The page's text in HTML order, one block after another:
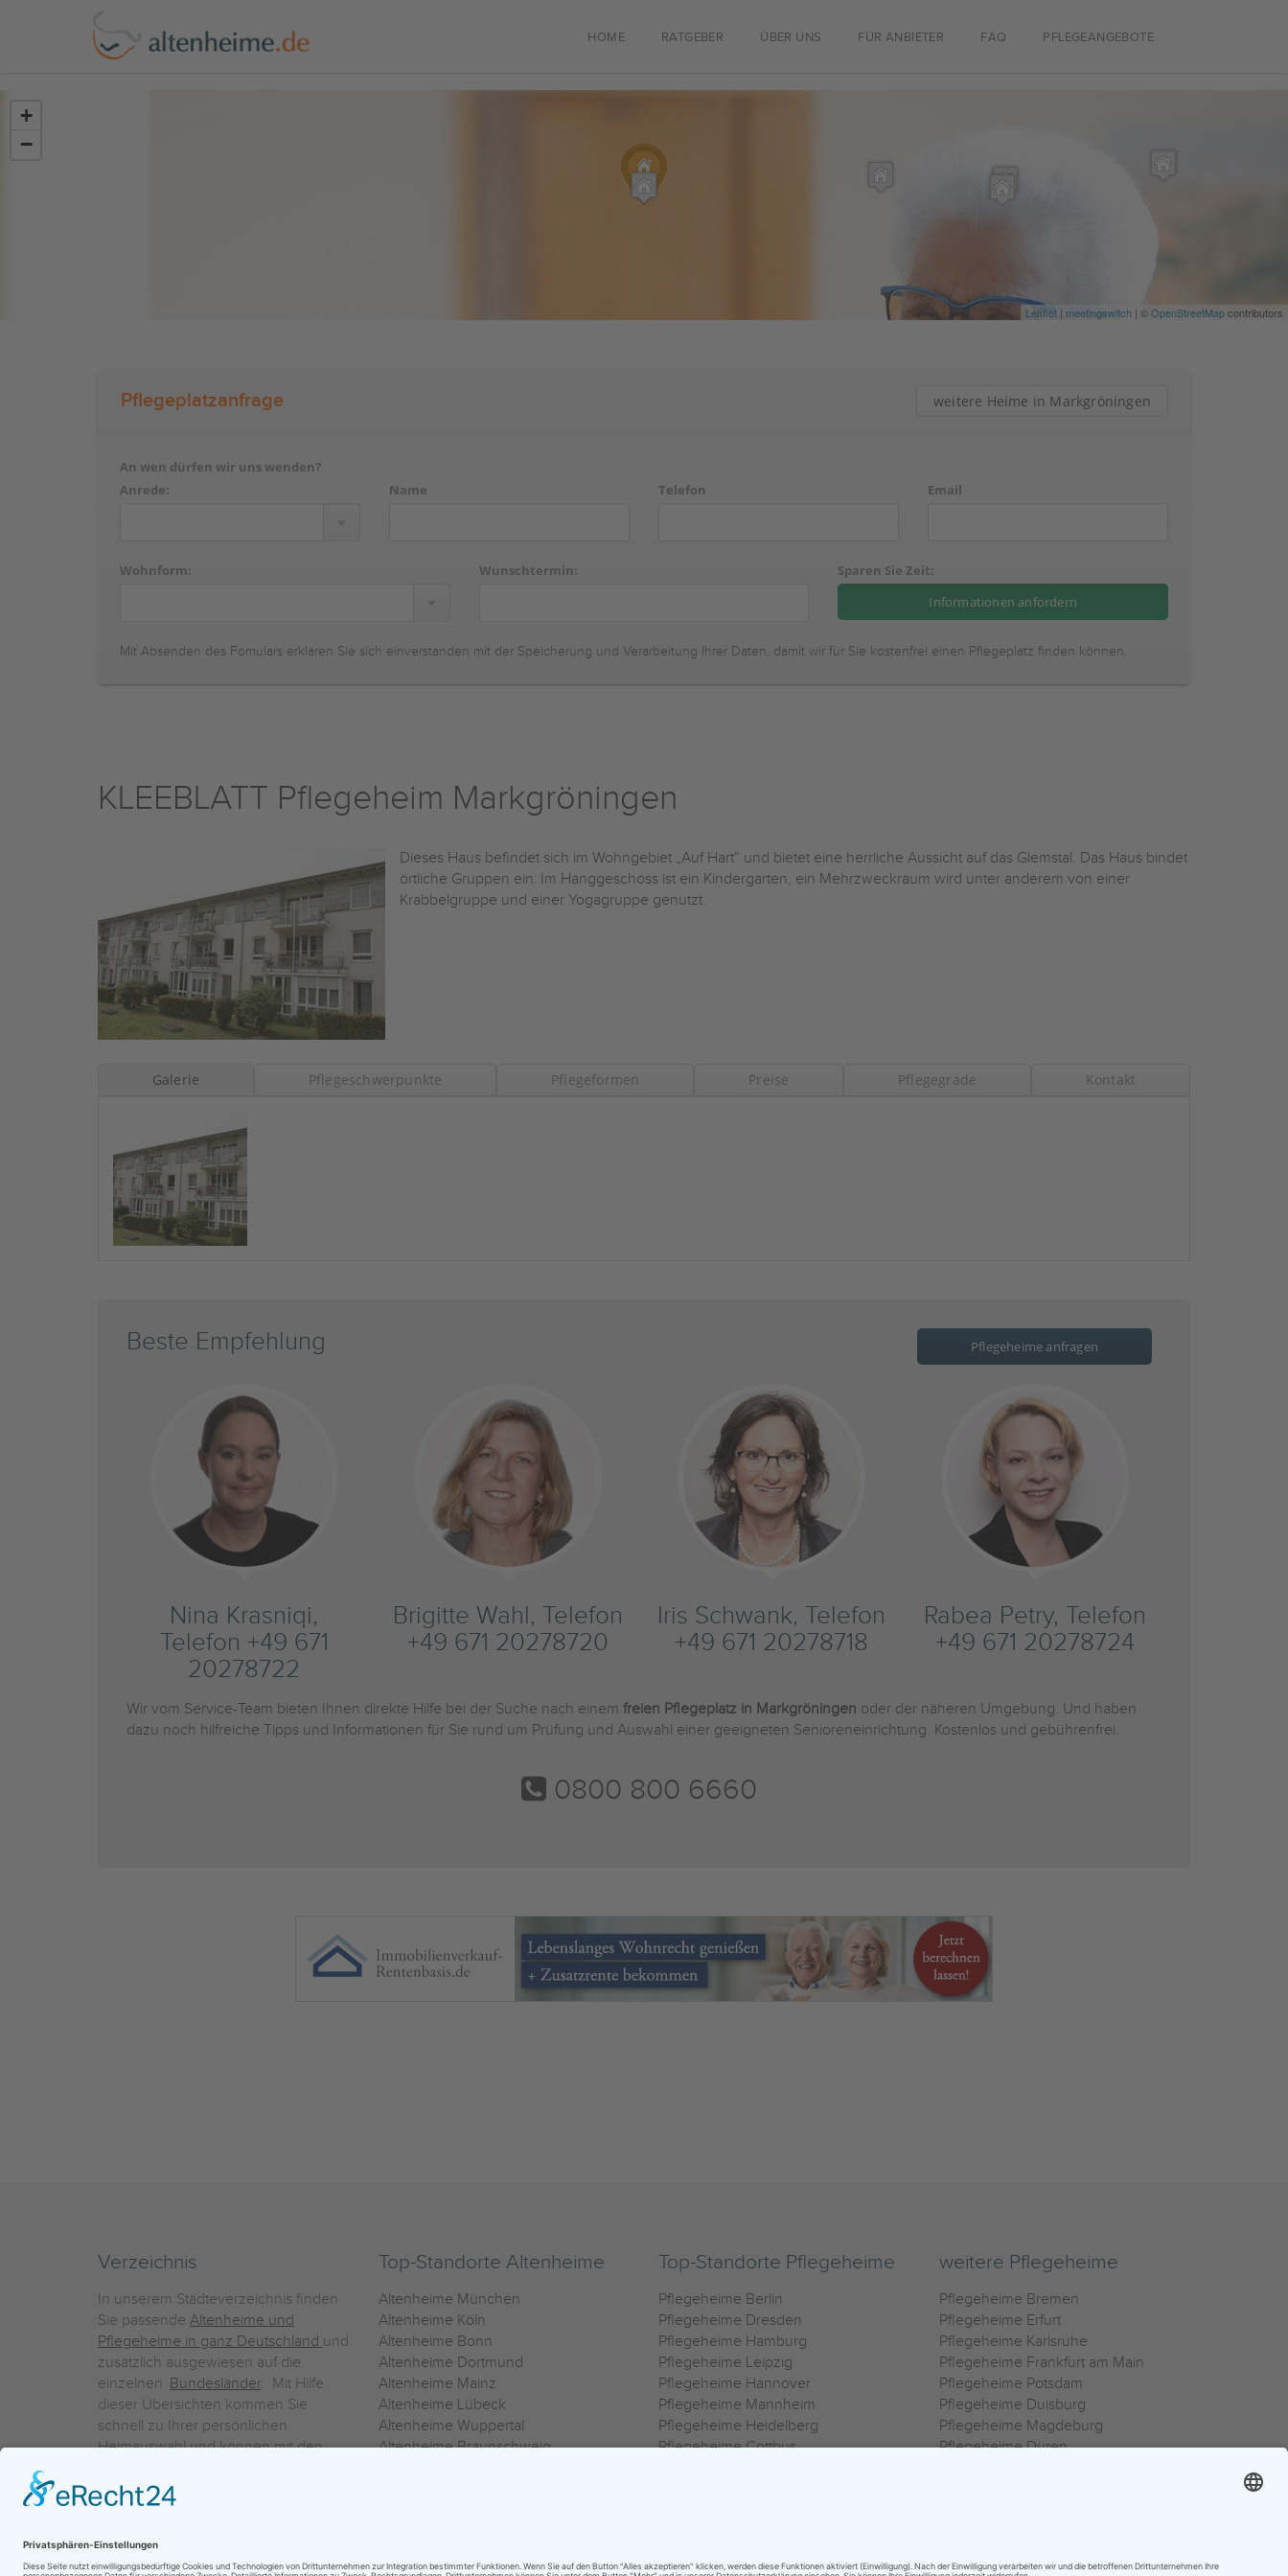
HOME RATGEBER ÜBER UNS FÜR ANBIETER FAQ PFLEGEANGEBOTE
+
−
Leaflet | meetingswitch | ©OpenStreetMapcontributors
Pflegeplatzanfrage weitere Heime in Markgröningen
An wen dürfen wir uns wenden?
Anrede:
Name Telefon Email
Wohnform: Wunschtermin: Sparen Sie Zeit:
Mit Absenden des Fomulars erklären Sie sich einverstanden mit der Speicherung und Verarbeitung Ihrer Daten, damit wir für Sie kostenfrei einen Pflegeplatz finden können.
KLEEBLATT Pflegeheim Markgröningen
Dieses Haus befindet sich im Wohngebiet „Auf Hart“ und bietet eine herrliche Aussicht auf das Glemstal. Das Haus bindet
örtliche Gruppen ein: Im Hanggeschoss ist ein Kindergarten, ein Mehrzweckraum wird unter anderem von einer
Krabbelgruppe und einer Yogagruppe genutzt.
Galerie Pflegeschwerpunkte Pflegeformen Preise Pflegegrade Kontakt
Beste Empfehlung Pflegeheime anfragen
Nina Krasniqi,
Telefon +49 671
20278722
Brigitte Wahl, Telefon
+49 671 20278720
Iris Schwank, Telefon
+49 671 20278718
Rabea Petry, Telefon
+49 671 20278724
Wir vom Service-Team bieten Ihnen direkte Hilfe bei der Suche nach einem freien Pflegeplatz in Markgröningen oder der näheren Umgebung. Und haben
dazu noch hilfreiche Tipps und Informationen für Sie rund um Prüfung und Auswahl einer geeigneten Senioreneinrichtung. Kostenlos und gebührenfrei.
0800 800 6660
Verzeichnis
In unserem Städteverzeichnis finden
Sie passende Altenheime und
Pflegeheime in ganz Deutschland und
zusätzlich ausgewiesen auf die
einzelnen Bundesländer. Mit Hilfe
dieser Übersichten kommen Sie
schnell zu Ihrer persönlichen
Heimauswahl und können mit den
einzelnen Häuser Leistungsvergleiche
vornehmen.
Top-Standorte Altenheime
Altenheime München
Altenheime Köln
Altenheime Bonn
Altenheime Dortmund
Altenheime Mainz
Altenheime Lübeck
Altenheime Wuppertal
Altenheime Braunschweig
Top-Standorte Pflegeheime
Pflegeheime Berlin
Pflegeheime Dresden
Pflegeheime Hamburg
Pflegeheime Leipzig
Pflegeheime Hannover
Pflegeheime Mannheim
Pflegeheime Heidelberg
Pflegeheime Cottbus
weitere Pflegeheime
Pflegeheime Bremen
Pflegeheime Erfurt
Pflegeheime Karlsruhe
Pflegeheime Frankfurt am Main
Pflegeheime Potsdam
Pflegeheime Duisburg
Pflegeheime Magdeburg
Pflegeheime Düren